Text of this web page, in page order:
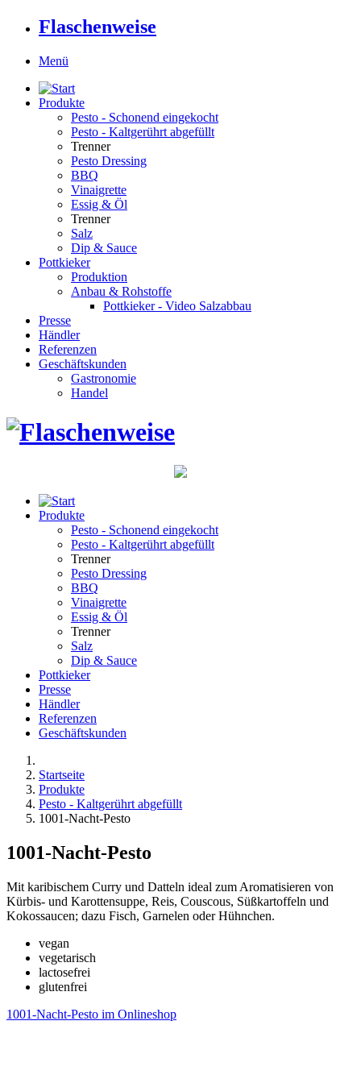
Flaschenweise
Menü
Produkte
Pesto - Schonend eingekocht
Pesto - Kaltgerührt abgefüllt
Trenner
Pesto Dressing
BBQ
Vinaigrette
Essig & Öl
Trenner
Salz
Dip & Sauce
Pottkieker
Produktion
Anbau & Rohstoffe
Pottkieker - Video Salzabbau
Presse
Händler
Referenzen
Geschäftskunden
Gastronomie
Handel
Produkte
Pesto - Schonend eingekocht
Pesto - Kaltgerührt abgefüllt
Trenner
Pesto Dressing
BBQ
Vinaigrette
Essig & Öl
Trenner
Salz
Dip & Sauce
Pottkieker
Presse
Händler
Referenzen
Geschäftskunden
Startseite
Produkte
Pesto - Kaltgerührt abgefüllt
1001-Nacht-Pesto
1001-Nacht-Pesto
Mit karibischem Curry und Datteln ideal zum Aromatisieren von
Kürbis- und Karottensuppe, Reis, Couscous, Süßkartoffeln und
Kokossaucen; dazu Fisch, Garnelen oder Hühnchen.
vegan
vegetarisch
lactosefrei
glutenfrei
1001-Nacht-Pesto im Onlineshop